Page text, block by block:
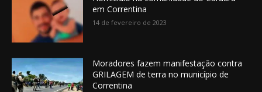
em Correntina
14 de fevereiro de 2023
Moradores fazem manifestação contra
GRILAGEM de terra no município de
Correntina